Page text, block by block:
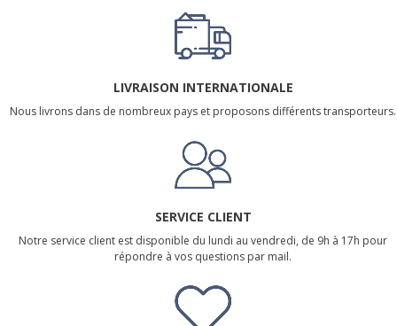
LIVRAISON INTERNATIONALE
Nous livrons dans de nombreux pays et proposons différents transporteurs.
SERVICE CLIENT
Notre service client est disponible du lundi au vendredi, de 9h à 17h pour
répondre à vos questions par mail.